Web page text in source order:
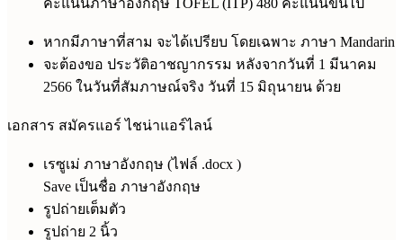
หากมีภาษาที่สาม จะได้เปรียบ โดยเฉพาะ ภาษา Mandarin
จะต้องขอ ประวัติอาชญากรรม หลังจากวันที่ 1 มีนาคม
2566 ในวันที่สัมภาษณ์จริง วันที่ 15 มิถุนายน ด้วย
เอกสาร สมัครแอร์ ไชน่าแอร์ไลน์
เรซูเม่ ภาษาอังกฤษ (ไฟล์ .docx )
Save เป็นชื่อ ภาษาอังกฤษ
รูปถ่ายเต็มตัว
รูปถ่าย 2 นิ้ว